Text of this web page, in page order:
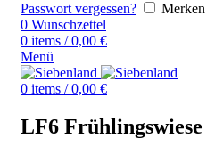
Passwort vergessen?
Merken
0 Wunschzettel
0 items / 0,00 €
Menü
0 items / 0,00 €
LF6 Frühlingswiese